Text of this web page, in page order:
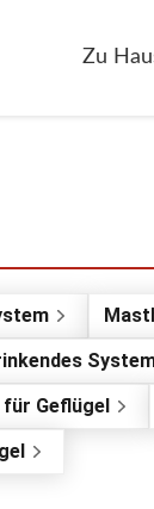
Zu
Geflügel